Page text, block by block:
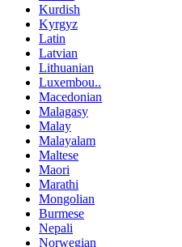
Kurdish
Kyrgyz
Latin
Latvian
Lithuanian
Luxembou..
Macedonian
Malagasy
Malay
Malayalam
Maltese
Maori
Marathi
Mongolian
Burmese
Nepali
Norwegian